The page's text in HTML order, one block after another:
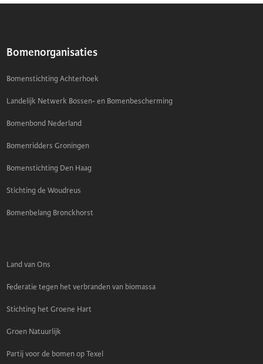
ONDERWERP
Bomenorganisaties
Bomenstichting Achterhoek
Landelijk Netwerk Bossen- en Bomenbescherming
Bomenbond Nederland
Bomenridders Groningen
Bomenstichting Den Haag
Stichting de Woudreus
Bomenbelang Bronckhorst
Land van Ons
Federatie tegen het verbranden van biomassa
Stichting het Groene Hart
Groen Natuurlijk
Partij voor de bomen op Texel